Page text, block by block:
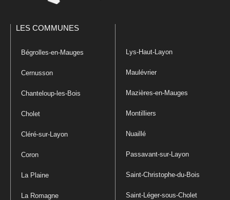
LES COMMUNES
Bégrolles-en-Mauges
Cernusson
Chanteloup-les-Bois
Cholet
Cléré-sur-Layon
Coron
La Plaine
La Romagne
Lys-Haut-Layon
Maulévrier
Mazières-en-Mauges
Montilliers
Nuaillé
Passavant-sur-Layon
Saint-Christophe-du-Bois
Saint-Léger-sous-Cholet